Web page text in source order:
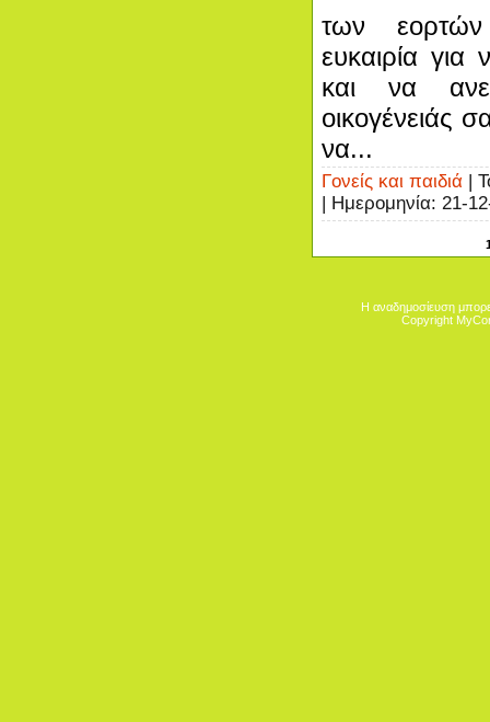
των
ευκαιρία
και να
οικογένειάς
να...
Γονείς και παιδιά |
| Ημερομηνία: 21-
Η αναδημοσίευση
Copyright